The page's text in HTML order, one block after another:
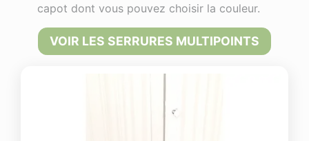
capot dont vous pouvez choisir la couleur.
VOIR LES SERRURES MULTIPOINTS